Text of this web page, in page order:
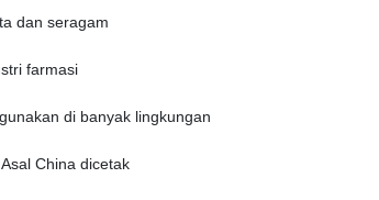
dan seragam
farmasi
di banyak lingkungan
China dicetak